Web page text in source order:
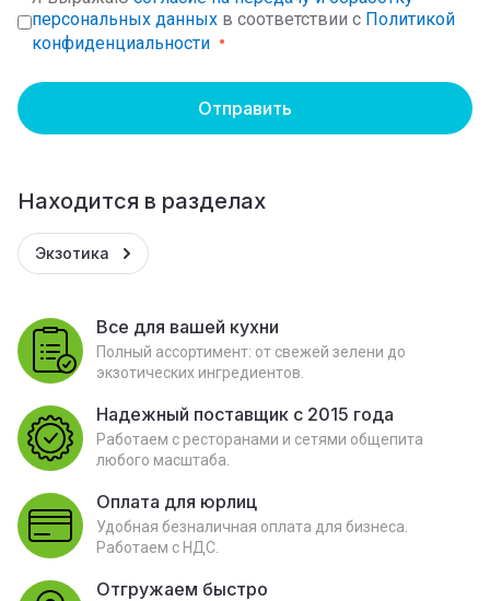
персональных данных в соответствии с Политикой
конфиденциальности
Отправить
Находится в разделах
Экзотика
Все для вашей кухни
Полный ассортимент: от свежей зелени до
экзотических ингредиентов.
Надежный поставщик с 2015 года
Работаем с ресторанами и сетями общепита
любого масштаба.
Оплата для юрлиц
Удобная безналичная оплата для бизнеса.
Работаем с НДС.
Отгружаем быстро